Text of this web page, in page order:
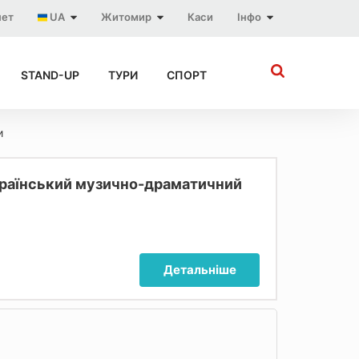
Інфо
Каси
Житомир
UA
STAND-UP ТУРИ СПОРТ
музично-драматичний
Детальніше